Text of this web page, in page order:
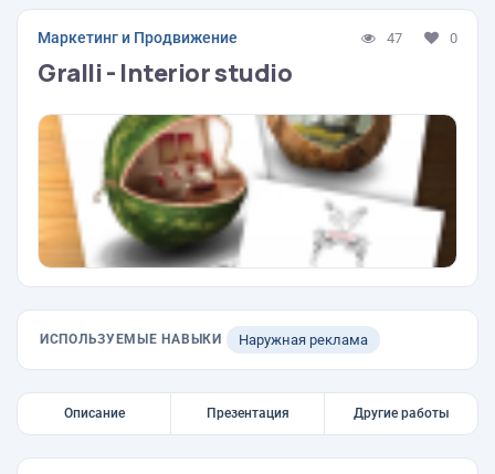
Маркетинг и Продвижение 47 0
Gralli - Interior studio
ИСПОЛЬЗУЕМЫЕ НАВЫКИ Наружная реклама
Описание Презентация Другие работы